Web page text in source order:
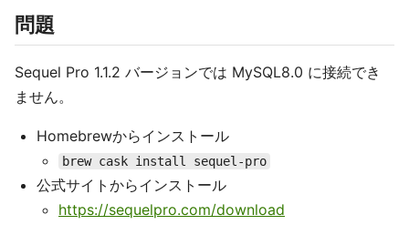
問題
Sequel Pro 1.1.2 バージョンでは MySQL8.0 に接続でき
ません。
Homebrewからインストール
brew cask install sequel-pro
公式サイトからインストール
https://sequelpro.com/download